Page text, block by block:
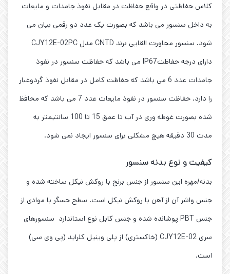
کلاس حفاظتی در واقع حفاظت در مقابل نفوذ جامدات و مایعات
به داخل سنسور می باشد که بصورت یک عدد دو رقمی بیان می
شود. سنسور مجاورت القایی برند CNTD مدل CJY12E-02PC
دارای درجه حفاظتIP67 می باشد که حفاظت سنسور در نفوذ
جامدات عدد 6 می باشد که حفاظت کامل در مقابل نفوذ گردوغبار
را دارد. حفاظت سنسور در نفوذ مایعات عدد 7 می باشد که محافظ
شده بصورت غوطه وری در آب تا عمق 15 تا 100 سانتیمتر به
مدت 30 دقیقه هیچ مشکلی برای سنسور ایجاد نمی شود.
کیفیت و نوع بدنه سنسور
بدنه/مهره این سنسور از جنس برنج با روکش نیکل ساخته شده و
جنس واشر آن از آهن با روکش نیکل است. سطح حسگر با موادی از
جنس PBT پوشانده شده و جنس کابل نوع استاندارد سنسورهای
سری CJY12E-02 (خاکستری) از پلی وینیل کلراید (پی وی سی)
است.